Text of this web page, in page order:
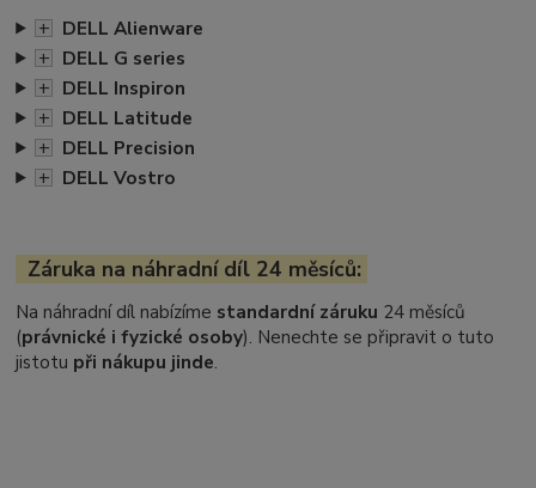
+ DELL Alienware
+ DELL G series
+ DELL Inspiron
+ DELL Latitude
+ DELL Precision
+ DELL Vostro
Záruka na náhradní díl 24 měsíců:
Na náhradní díl nabízíme standardní záruku 24 měsíců
(právnické i fyzické osoby). Nenechte se připravit o tuto
jistotu při nákupu jinde.